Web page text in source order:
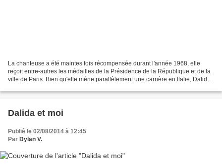
La chanteuse a été maintes fois récompensée durant l'année 1968, elle
reçoit entre-autres les médailles de la Présidence de la République et de la
ville de Paris. Bien qu'elle mène parallèlement une carrière en Italie, Dalida
Dalida et moi
Publié le 02/08/2014 à 12:45
Par Dylan V.